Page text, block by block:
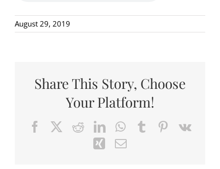
August 29, 2019
Share This Story, Choose
Your Platform!
FacebookRedditLinkedInWhatsApp
TumblrPinterest
Vk
XingEmail